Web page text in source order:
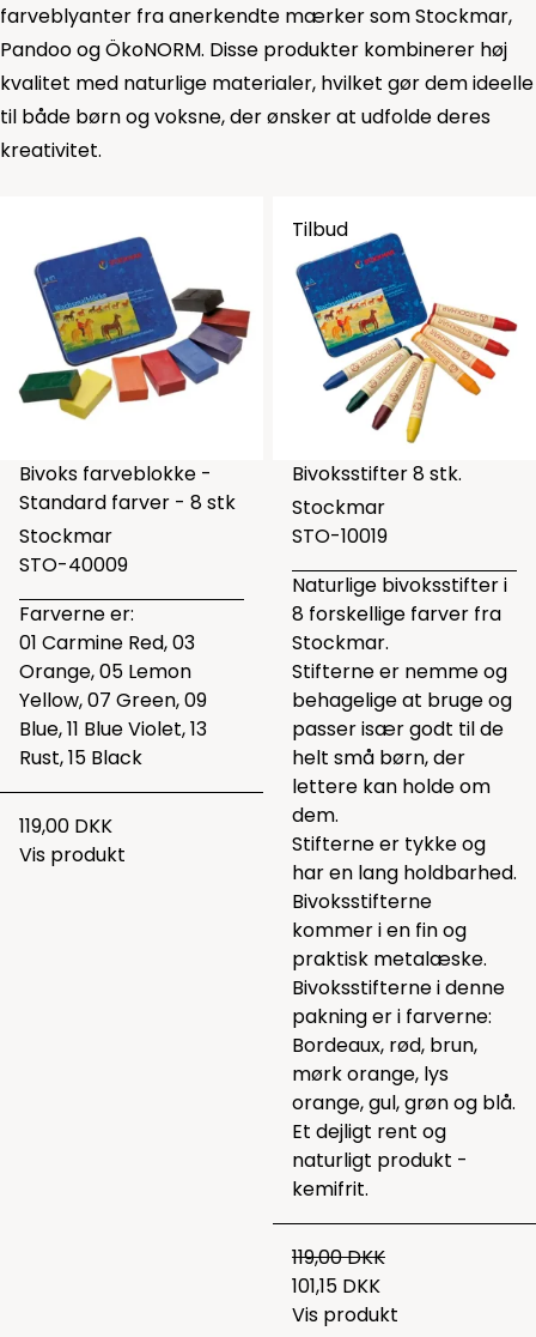
farveblyanter fra anerkendte mærker som Stockmar,
Pandoo og ÖkoNORM. Disse produkter kombinerer høj
kvalitet med naturlige materialer, hvilket gør dem ideelle
til både børn og voksne, der ønsker at udfolde deres
kreativitet.​
Bivoks farveblokke -
Standard farver - 8 stk
Stockmar
STO-40009
Farverne er:
01 Carmine Red, 03
Orange, 05 Lemon
Yellow, 07 Green, 09
Blue, 11 Blue Violet, 13
Rust, 15 Black
119,00 DKK
Vis produkt
Tilbud
Bivoksstifter 8 stk.
Stockmar
STO-10019
Naturlige bivoksstifter i
8 forskellige farver fra
Stockmar.
Stifterne er nemme og
behagelige at bruge og
passer især godt til de
helt små børn, der
lettere kan holde om
dem.
Stifterne er tykke og
har en lang holdbarhed.
Bivoksstifterne
kommer i en fin og
praktisk metalæske.
Bivoksstifterne i denne
pakning er i farverne:
Bordeaux, rød, brun,
mørk orange, lys
orange, gul, grøn og blå.
Et dejligt rent og
naturligt produkt -
kemifrit.
119,00 DKK
101,15 DKK
Vis produkt